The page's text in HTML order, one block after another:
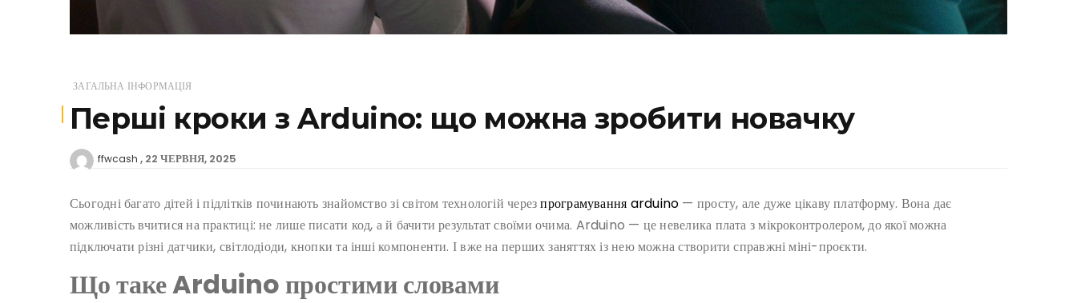
ЗАГАЛЬНА ІНФОРМАЦІЯ
Перші кроки з Arduino: що можна зробити новачку
ffwcash 22 ЧЕРВНЯ, 2025
Сьогодні багато дітей і підлітків починають знайомство зі світом технологій черезпрограмування arduino — просту, але дуже цікаву платформу. Вона дає
можливість вчитися на практиці: не лише писати код, а й бачити результат своїми очима. Arduino — це невелика плата з мікроконтролером, до якої можна
підключати різні датчики, світлодіоди, кнопки та інші компоненти. І вже на перших заняттях із нею можна створити справжні міні-проєкти.
Що таке Arduino простими словами